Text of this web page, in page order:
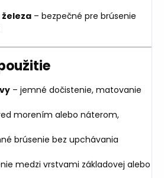
železa – bezpečné pre brúsenie
– jemné dočistenie, matovanie
morením alebo náterom,
brúsenie bez upchávania
medzi vrstvami základovej alebo